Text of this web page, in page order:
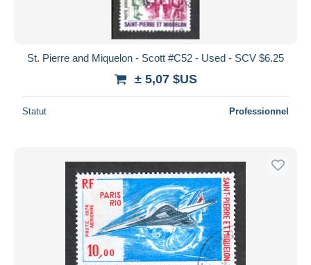
St. Pierre and Miquelon - Scott #C52 - Used - SCV $6.25
± 5,07 $US
Statut Professionnel